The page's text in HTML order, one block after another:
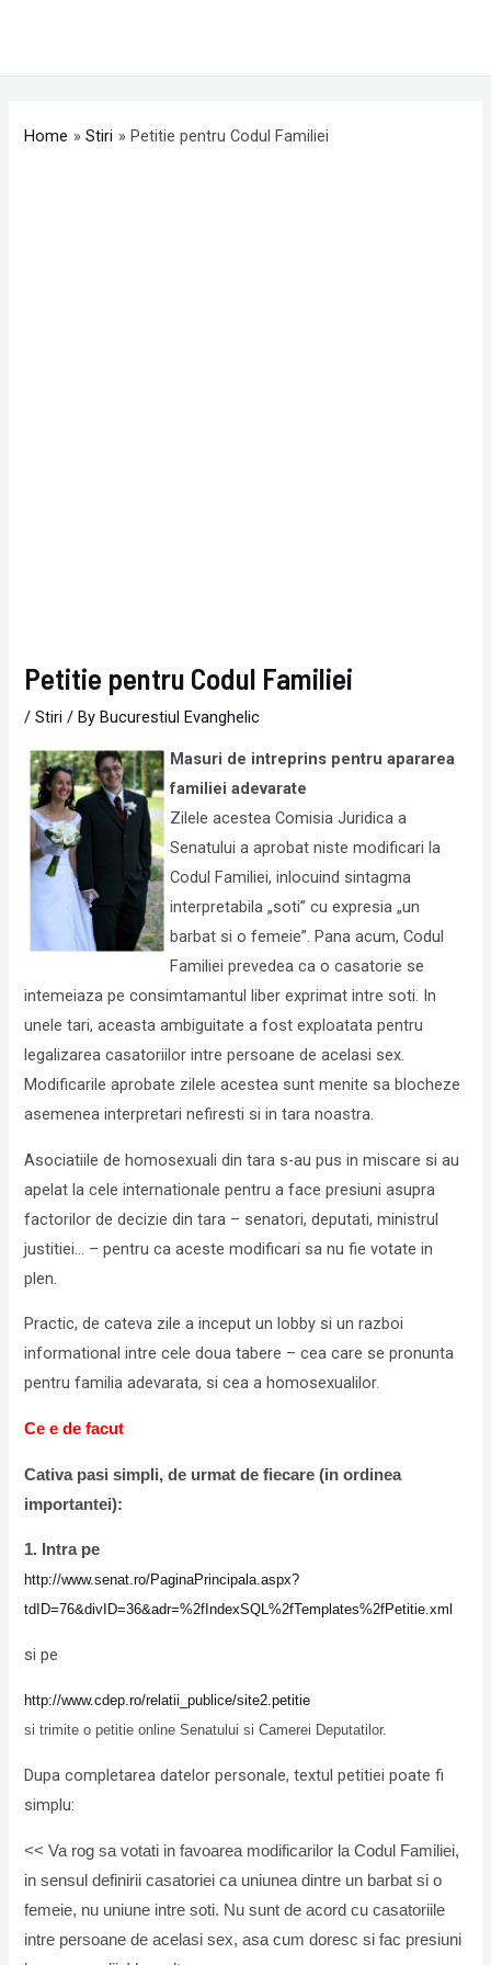
Home Stiri Petitie pentru Codul Familiei
Petitie pentru Codul Familiei
/Stiri / ByBucurestiul Evanghelic
Masuri de intreprins pentru apararea
familiei adevarate
Zilele acestea Comisia Juridica a
Senatului a aprobat niste modificari la
Codul Familiei, inlocuind sintagma
interpretabila „soti” cu expresia „un
barbat si o femeie”. Pana acum, Codul
Familiei prevedea ca o casatorie se
intemeiaza pe consimtamantul liber exprimat intre soti. In
unele tari, aceasta ambiguitate a fost exploatata pentru
legalizarea casatoriilor intre persoane de acelasi sex.
Modificarile aprobate zilele acestea sunt menite sa blocheze
asemenea interpretari nefiresti si in tara noastra.
Asociatiile de homosexuali din tara s-au pus in miscare si au
apelat la cele internationale pentru a face presiuni asupra
factorilor de decizie din tara – senatori, deputati, ministrul
justitiei… – pentru ca aceste modificari sa nu fie votate in
plen.
Practic, de cateva zile a inceput un lobby si un razboi
informational intre cele doua tabere – cea care se pronunta
pentru familia adevarata, si cea a homosexualilor.
Ce e de facut
Cativa pasi simpli, de urmat de fiecare (in ordinea
importantei):
1. Intra pe
http://www.senat.ro/PaginaPrincipala.aspx?
tdID=76&divID=36&adr=%2fIndexSQL%2fTemplates%2fPetitie.xml
si pe
http://www.cdep.ro/relatii_publice/site2.petitie
si trimite o petitie online Senatului si Camerei Deputatilor.
Dupa completarea datelor personale, textul petitiei poate fi
simplu:
<< Va rog sa votati in favoarea modificarilor la Codul Familiei,
in sensul definirii casatoriei ca uniunea dintre un barbat si o
femeie, nu uniune intre soti. Nu sunt de acord cu casatoriile
intre persoane de acelasi sex, asa cum doresc si fac presiuni